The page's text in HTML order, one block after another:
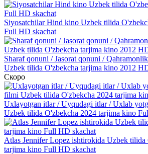
Siyosatchilar Hind kino Uzbek tilida
Full HD skachat
Sharaf qonuni / Jasorat qonuni /
Uzbek tilida O'zbekcha tarjima kino 2012
Скоро
Uxlayotgan itlar / Uyqudagi itlar / Uxlab
Uzbek tilida O'zbekcha 2024 tarjima kino
Atlas Jennifer Lopez ishtirokida Uzbek tilida
tarjima kino Full HD skachat